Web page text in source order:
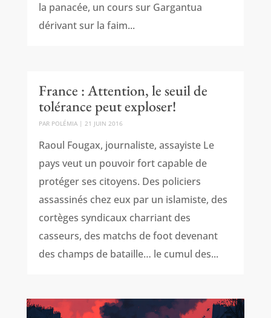
la panacée, un cours sur Gargantua
dérivant sur la faim...
France : Attention, le seuil de
tolérance peut exploser!
PAR POLÉMIA| 21 JUIN 2016
Raoul Fougax, journaliste, assayiste Le
pays veut un pouvoir fort capable de
protéger ses citoyens. Des policiers
assassinés chez eux par un islamiste, des
cortèges syndicaux charriant des
casseurs, des matchs de foot devenant
des champs de bataille… le cumul des...